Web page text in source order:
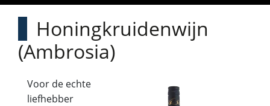
Honingkruidenwijn
(Ambrosia)
Voor de echte
liefhebber